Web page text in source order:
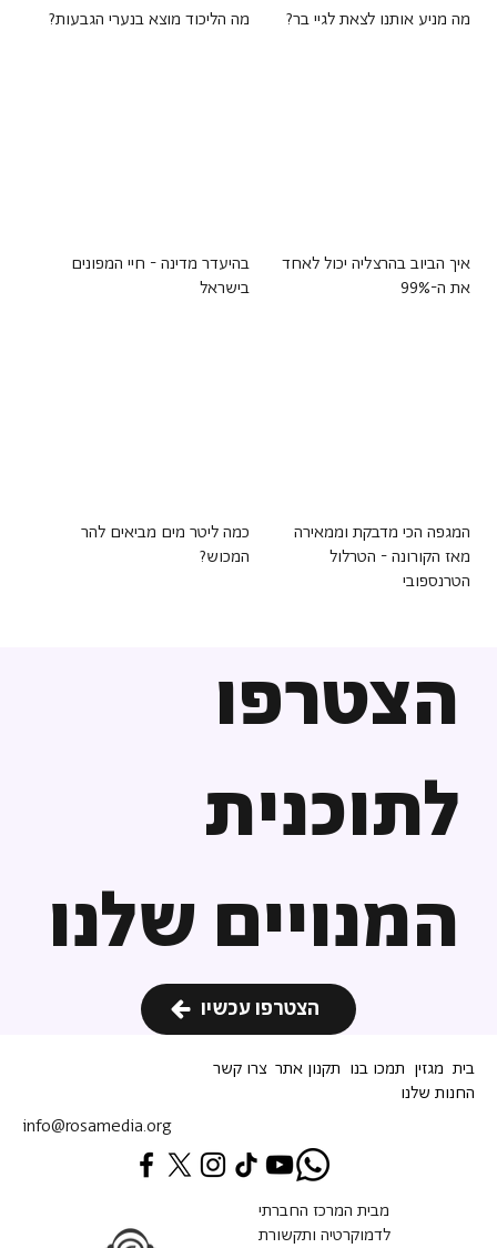
הצטרפו
לתוכנית
המנויים שלנו
הצטרפו עכשיו
מה מניע אותנו לצאת לגיי בר? מה הליכוד מוצא בנערי הגבעות?
איך הביוב בהרצליה יכול לאחד
את ה-99%
בהיעדר מדינה - חיי המפונים
בישראל
המגפה הכי מדבקת וממאירה
מאז הקורונה - הטרלול
הטרנספובי
כמה ליטר מים מביאים להר
המכוש?
info@rosamedia.org
בית מגזין תמכו בנו תקנון אתר צרו קשר
החנות שלנו
מבית המרכז החברתי
לדמוקרטיה ותקשורת